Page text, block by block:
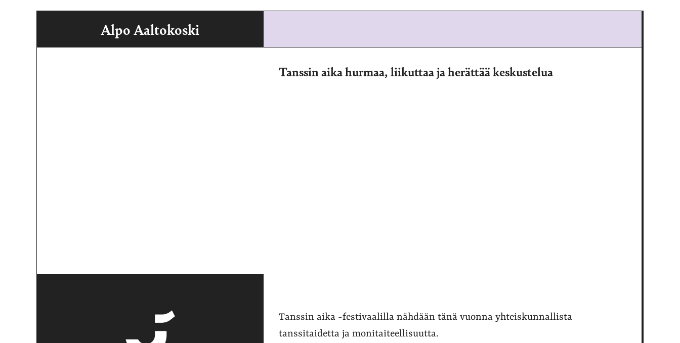
Alpo Aaltokoski
Tanssin aika hurmaa, liikuttaa ja herättää keskustelua
Tanssin aika -festivaalilla nähdään tänä vuonna yhteiskunnallista
tanssitaidetta ja monitaiteellisuutta.